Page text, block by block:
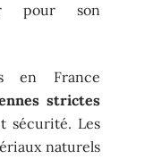
pour son
en France
strictes
sécurité. Les
naturels